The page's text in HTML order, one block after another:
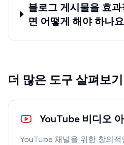
블로그 게시물을 효
면 어떻게 해야 하나
더 많은 도구 살펴보기
YouTube 비디오
YouTube 채널을 위한 창의